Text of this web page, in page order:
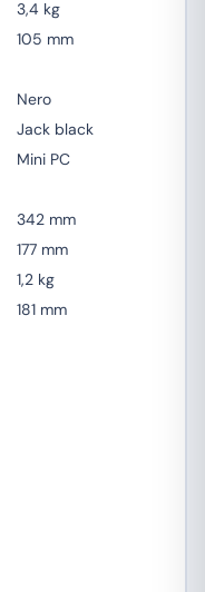
3,4 kg
105 mm
Nero
Jack black
Mini PC
342 mm
177 mm
1,2 kg
181 mm